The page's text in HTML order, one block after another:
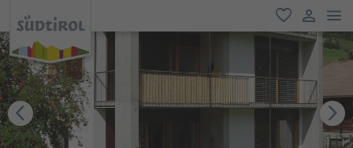
favorit
user link